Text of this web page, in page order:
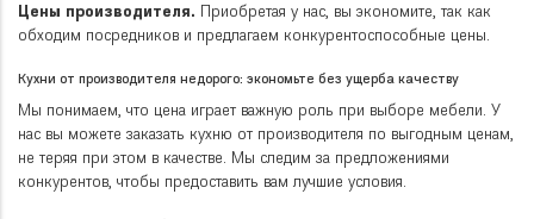
Цены производителя. Приобретая у нас, вы экономите, так как
обходим посредников и предлагаем конкурентоспособные цены.
Кухни от производителя недорого: экономьте без ущерба качеству
Мы понимаем, что цена играет важную роль при выборе мебели. У
нас вы можете заказать кухню от производителя по выгодным ценам,
не теряя при этом в качестве. Мы следим за предложениями
конкурентов, чтобы предоставить вам лучшие условия.